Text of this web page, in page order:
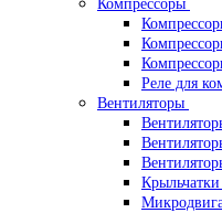
Компрессоры
Реле для
Вентиляторы